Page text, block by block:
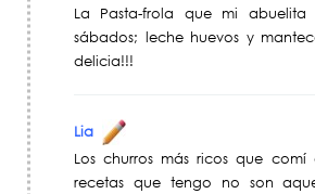
La Pasta-frola que mi
sábados; leche huevos y
delicia!!!
Lia
Los churros más ricos que
recetas que tengo no son